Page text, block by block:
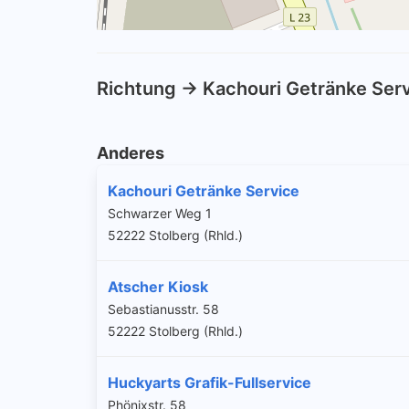
Richtung -> Kachouri Getränke
Anderes
Kachouri Getränke Service
Schwarzer Weg 1
52222 Stolberg (Rhld.)
Atscher Kiosk
Sebastianusstr. 58
52222 Stolberg (Rhld.)
Huckyarts Grafik-Fullservice
Phönixstr. 58